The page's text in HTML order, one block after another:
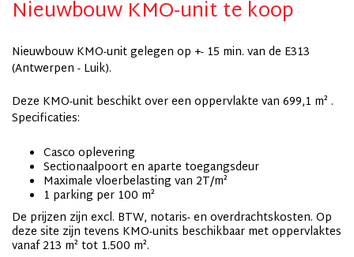
Nieuwbouw KMO-unit te koop
Nieuwbouw KMO-unit gelegen op +- 15 min. van de E313
(Antwerpen - Luik).
Deze KMO-unit beschikt over een oppervlakte van 699,1 m² .
Specificaties:
Casco oplevering
Sectionaalpoort en aparte toegangsdeur
Maximale vloerbelasting van 2T/m²
1 parking per 100 m²
De prijzen zijn excl. BTW, notaris- en overdrachtskosten. Op
deze site zijn tevens KMO-units beschikbaar met oppervlaktes
vanaf 213 m² tot 1.500 m².